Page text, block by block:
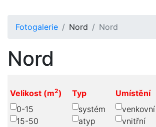
Fotogalerie Nord Nord
Nord
Velikost (m2)
0-15
15-50
Typ
systém
atyp
Umístění
venkovní
vnitřní